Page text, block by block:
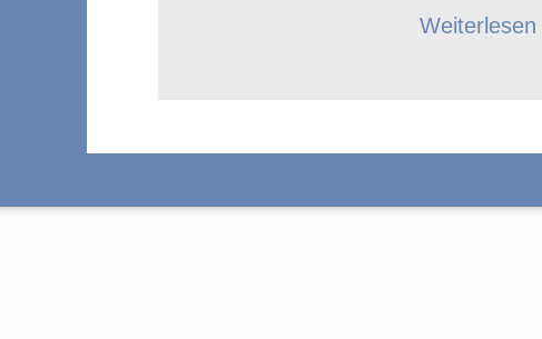
Weiterlesen